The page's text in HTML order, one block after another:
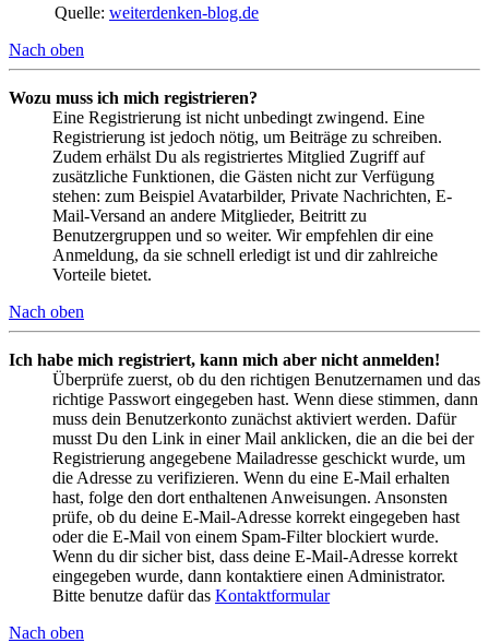
Quelle: weiterdenken-blog.de
Nach oben
Wozu muss ich mich registrieren?
Eine Registrierung ist nicht unbedingt zwingend. Eine
Registrierung ist jedoch nötig, um Beiträge zu schreiben.
Zudem erhälst Du als registriertes Mitglied Zugriff auf
zusätzliche Funktionen, die Gästen nicht zur Verfügung
stehen: zum Beispiel Avatarbilder, Private Nachrichten, E-
Mail-Versand an andere Mitglieder, Beitritt zu
Benutzergruppen und so weiter. Wir empfehlen dir eine
Anmeldung, da sie schnell erledigt ist und dir zahlreiche
Vorteile bietet.
Nach oben
Ich habe mich registriert, kann mich aber nicht anmelden!
Überprüfe zuerst, ob du den richtigen Benutzernamen und das
richtige Passwort eingegeben hast. Wenn diese stimmen, dann
muss dein Benutzerkonto zunächst aktiviert werden. Dafür
musst Du den Link in einer Mail anklicken, die an die bei der
Registrierung angegebene Mailadresse geschickt wurde, um
die Adresse zu verifizieren. Wenn du eine E-Mail erhalten
hast, folge den dort enthaltenen Anweisungen. Ansonsten
prüfe, ob du deine E-Mail-Adresse korrekt eingegeben hast
oder die E-Mail von einem Spam-Filter blockiert wurde.
Wenn du dir sicher bist, dass deine E-Mail-Adresse korrekt
eingegeben wurde, dann kontaktiere einen Administrator.
Bitte benutze dafür das Kontaktformular
Nach oben